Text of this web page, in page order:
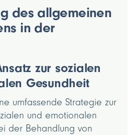
des allgemeinen
in der
zur sozialen
Gesundheit
umfassende Strategie zur
und emotionalen
der Behandlung von